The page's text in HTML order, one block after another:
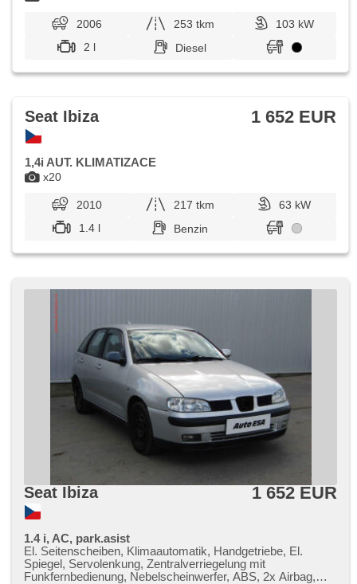
2006 253 tkm
103 kW
2 l
Diesel
x20
Seat Ibiza 1 652 EUR
1,4i AUT. KLIMATIZACE
2010 217 tkm
63 kW
1.4 l
Benzin
Seat Ibiza 1 652 EUR
1.4 i, AC, park.asist
El. Seitenscheiben, Klimaautomatik, Handgetriebe, El.
Spiegel, Servolenkung, Zentralverriegelung mit
Funkfernbedienung, Nebelscheinwerfer, ABS, 2x Airbag,